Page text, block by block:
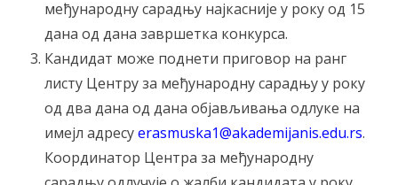
међународну сарадњу најкасније у року од 15
дана од дана завршетка конкурса.
Кандидат може поднети приговор на ранг
листу Центру за међународну сарадњу у року
од два дана од дана објављивања одлуке на
имејл адресуerasmuska1@akadеmijanis.edu.rs.
Координатор Центра за међународну